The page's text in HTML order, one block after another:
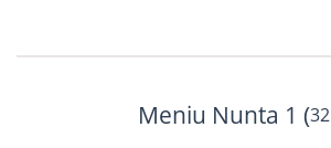
Meniu Nunta 1 (32